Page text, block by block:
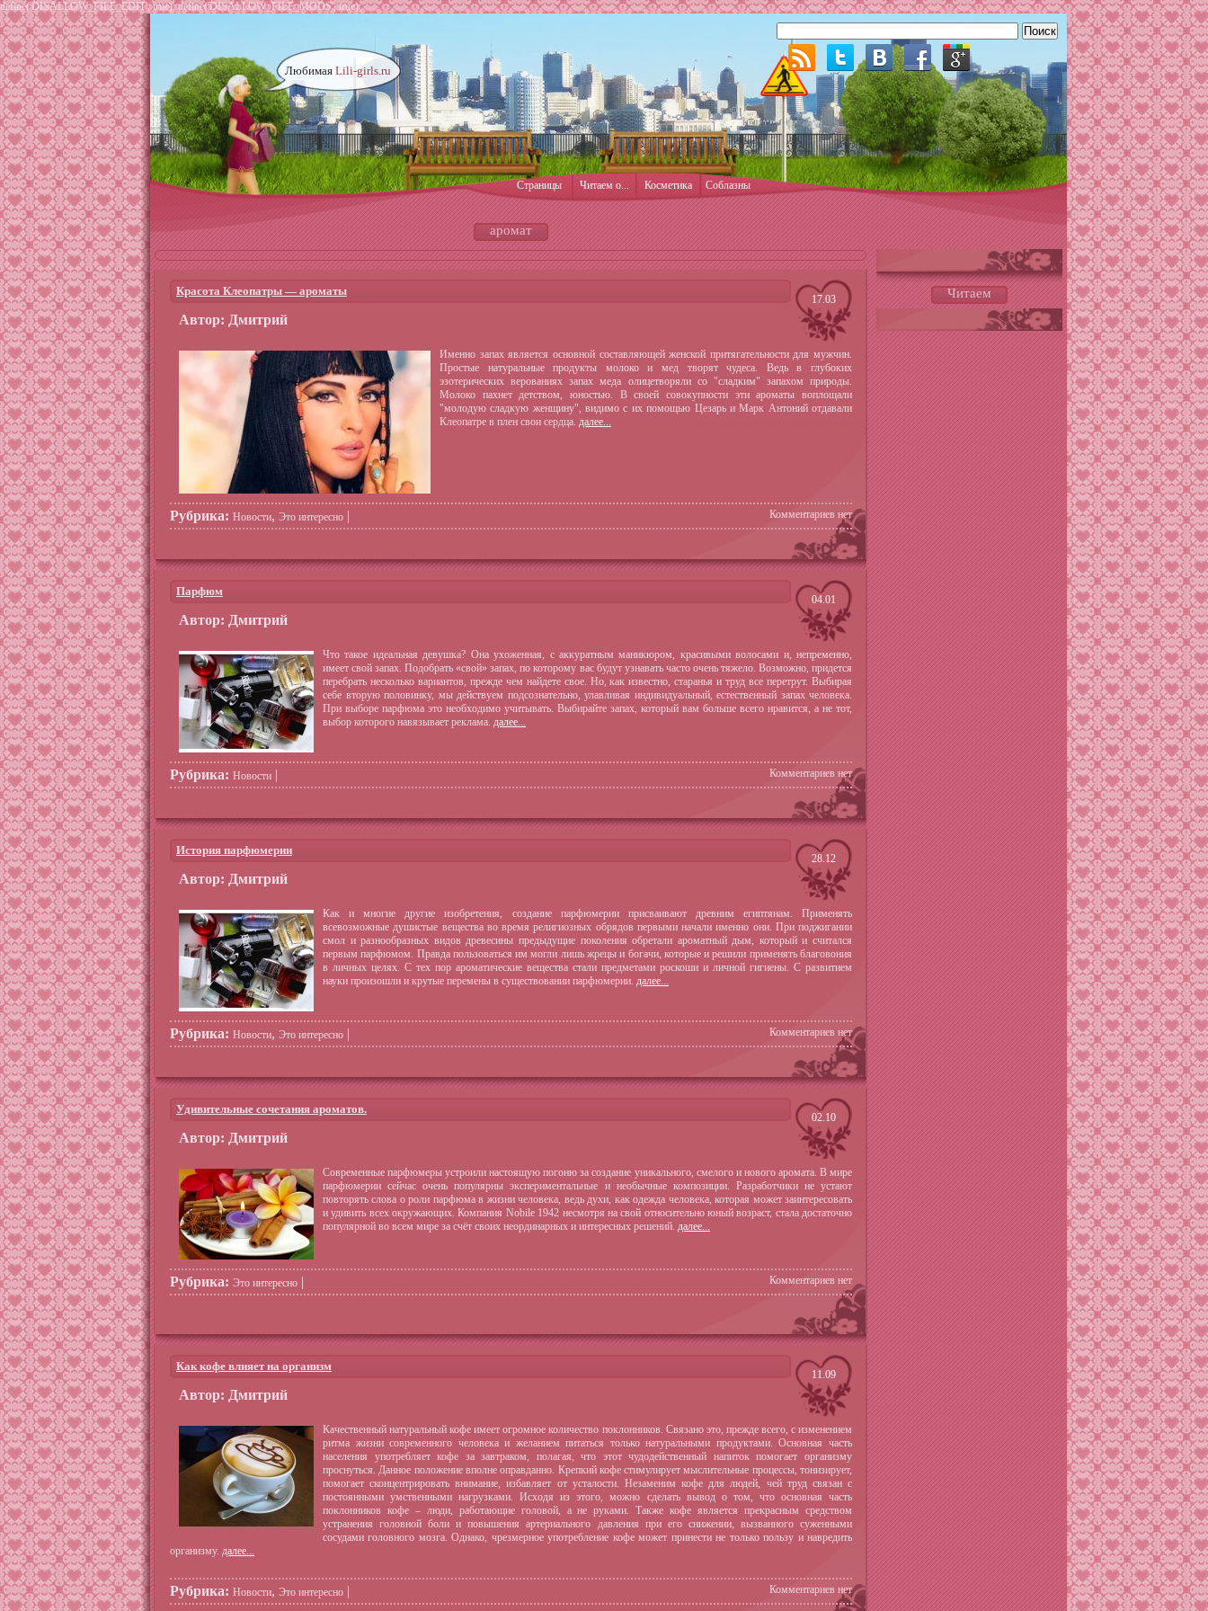
define('DISALLOW_FILE_EDIT', true); define('DISALLOW_FILE_MODS', true);
Любимая Lili-girls.ru
Страницы Читаем о... Косметика Соблазны
аромат
17.03
Красота Клеопатры — ароматы
Автор: Дмитрий
Именно запах является основной составляющей женской притягательности для мужчин.
Простые натуральные продукты молоко и мед творят чудеса. Ведь в глубоких
эзотерических верованиях запах меда олицетворяли со "сладким" запахом природы.
Молоко пахнет детством, юностью. В своей совокупности эти ароматы воплощали
"молодую сладкую женщину", видимо с их помощью Цезарь и Марк Антоний отдавали
Клеопатре в плен свои сердца. далее...
Комментариев нет
Рубрика: Новости, Это интересно |
04.01
Парфюм
Автор: Дмитрий
Что такое идеальная девушка? Она ухоженная, с аккуратным маникюром, красивыми волосами и, непременно,
имеет свой запах. Подобрать «свой» запах, по которому вас будут узнавать часто очень тяжело. Возможно, придется
перебрать несколько вариантов, прежде чем найдете свое. Но, как известно, старанья и труд все перетрут. Выбирая
себе вторую половинку, мы действуем подсознательно, улавливая индивидуальный, естественный запах человека.
При выборе парфюма это необходимо учитывать. Выбирайте запах, который вам больше всего нравится, а не тот,
выбор которого навязывает реклама. далее...
Комментариев нет
Рубрика: Новости |
28.12
История парфюмерии
Автор: Дмитрий
Как и многие другие изобретения, создание парфюмерии присваивают древним египтянам. Применять
всевозможные душистые вещества во время религиозных обрядов первыми начали именно они. При поджигании
смол и разнообразных видов древесины предыдущие поколения обретали ароматный дым, который и считался
первым парфюмом. Правда пользоваться им могли лишь жрецы и богачи, которые и решили применять благовония
в личных целях. С тех пор ароматические вещества стали предметами роскоши и личной гигиены. С развитием
науки произошли и крутые перемены в существовании парфюмерии. далее...
Комментариев нет
Рубрика: Новости, Это интересно |
02.10
Удивительные сочетания ароматов.
Автор: Дмитрий
Современные парфюмеры устроили настоящую погоню за создание уникального, смелого и нового аромата. В мире
парфюмерии сейчас очень популярны экспериментальные и необычные композиции. Разработчики не устают
повторять слова о роли парфюма в жизни человека, ведь духи, как одежда человека, которая может заинтересовать
и удивить всех окружающих. Компания Nobile 1942 несмотря на свой относительно юный возраст, стала достаточно
популярной во всем мире за счёт своих неординарных и интересных решений. далее...
Комментариев нет
Рубрика: Это интересно |
11.09
Как кофе влияет на организм
Автор: Дмитрий
Качественный натуральный кофе имеет огромное количество поклонников. Связано это, прежде всего, с изменением
ритма жизни современного человека и желанием питаться только натуральными продуктами. Основная часть
населения употребляет кофе за завтраком, полагая, что этот чудодейственный напиток помогает организму
проснуться. Данное положение вполне оправданно. Крепкий кофе стимулирует мыслительные процессы, тонизирует,
помогает сконцентрировать внимание, избавляет от усталости. Незаменим кофе для людей, чей труд связан с
постоянными умственными нагрузками. Исходя из этого, можно сделать вывод о том, что основная часть
поклонников кофе – люди, работающие головой, а не руками. Также кофе является прекрасным средством
устранения головной боли и повышения артериального давления при его снижении, вызванного суженными
сосудами головного мозга. Однако, чрезмерное употребление кофе может принести не только пользу и навредить
организму. далее...
Комментариев нет
Рубрика: Новости, Это интересно |
Читаем